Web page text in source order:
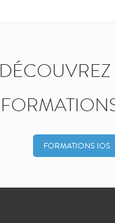
FORMATIONS IOS